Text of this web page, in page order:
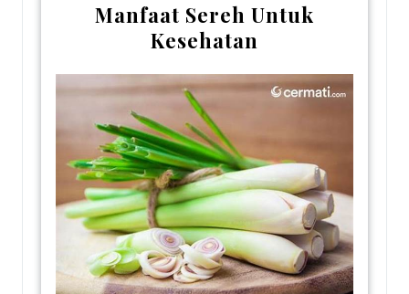
Manfaat Sereh Untuk
Kesehatan